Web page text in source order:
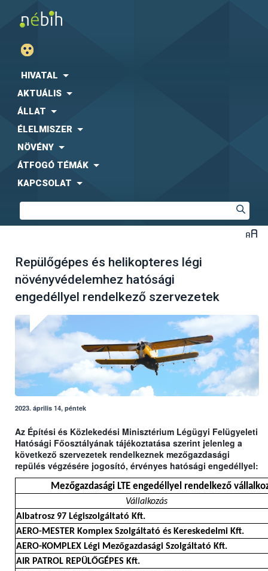
HIVATAL
AKTUÁLIS
ÁLLAT
ÉLELMISZER
NÖVÉNY
ÁTFOGÓ TÉMÁK
KAPCSOLAT
Repülőgépes és helikopteres légi
növényvédelemhez hatósági
engedéllyel rendelkező szervezetek
2023. április 14, péntek
Az Építési és Közlekedési Minisztérium Légügyi Felügyeleti
Hatósági Főosztályának tájékoztatása szerint jelenleg a
következő szervezetek rendelkeznek mezőgazdasági
repülés végzésére jogosító, érvényes hatósági engedéllyel:
Mezőgazdasági LTE engedéllyel rendelkező
Vállalkozás
Albatrosz 97 Légiszolgáltató Kft.
AERO-MESTER Komplex Szolgáltató és Kereskedelmi Kft.
AERO-KOMPLEX Légi Mezőgazdasági Szolgáltató Kft.
AIR PATROL REPÜLŐGÉPES Kft.